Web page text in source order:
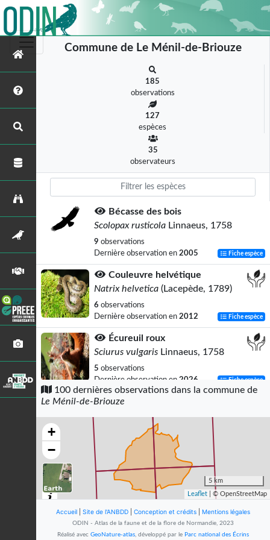
Commune de Le Ménil-de-Briouze
185
observations
127
espèces
35
observateurs
Bécasse des bois
Scolopax rusticola Linnaeus, 1758
9 observations
Dernière observation en 2005 Fiche espèce
Couleuvre helvétique
Natrix helvetica (Lacepède, 1789)
6 observations
Dernière observation en 2012 Fiche espèce
Écureuil roux
Sciurus vulgaris Linnaeus, 1758
5 observations
Dernière observation en 2026 Fiche espèce
Pic épeiche
Dendrocopos major(Linnaeus, 1758)
4
observations
Dernière observation en2023
Merle noir
Turdus merula Linnaeus, 1758
3
Sanglier
100 dernières observations dans la commune de
Le Ménil-de-Briouze
+
−
5 km
Leaflet | © OpenStreetMap
Accueil Site de l'ANBDD Conception et crédits Mentions légales
ODIN - Atlas de la faune et de la flore de Normandie, 2023
Réalisé avec GeoNature-atlas, développé par le Parc national des Écrins